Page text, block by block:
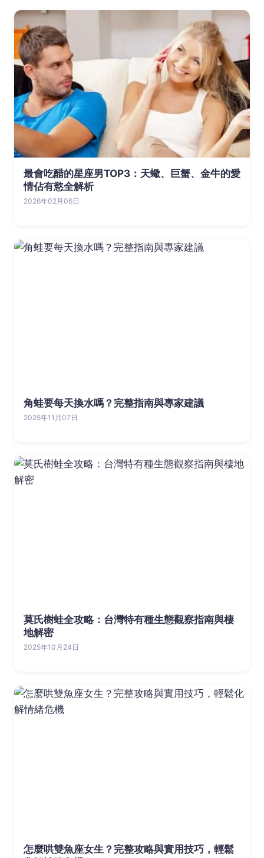
最會吃醋的星座男TOP3：天蠍、巨蟹、金牛的愛
情佔有慾全解析
2026年02月06日
角蛙要每天換水嗎？完整指南與專家建議
2025年11月07日
莫氏樹蛙全攻略：台灣特有種生態觀察指南與棲
地解密
2025年10月24日
怎麼哄雙魚座女生？完整攻略與實用技巧，輕鬆